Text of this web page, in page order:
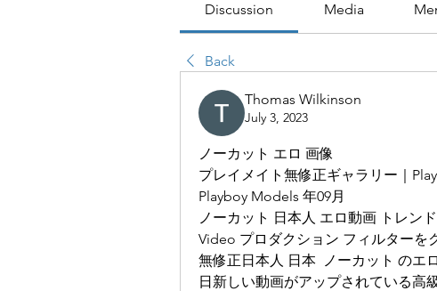
Discussion Media
Back
Thomas Wilkinson
July 3, 2023
ノーカット エロ 画像
プレイメイト無修正ギャラリー｜
Playboy Models 年09月
ノーカット 日本人 エロ動画 トレン
Video プロダクション フィルターを
無修正日本人 日本  ノーカット のエ
日新しい動画がアップされている高